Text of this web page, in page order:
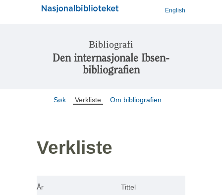
English
Bibliografi
Den internasjonale Ibsen-
bibliografien
Søk Verkliste Om bibliografien
Verkliste
År Tittel